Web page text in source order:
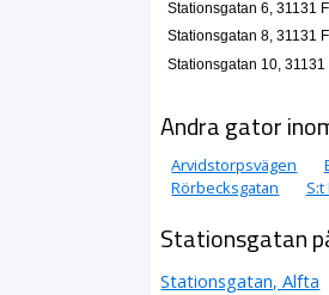
Stationsgatan 6, 31131
Stationsgatan 8, 31131
Stationsgatan 10, 31131
Andra gator
Arvidstorpsvägen
Rörbecksgatan
Stationsgatan
Stationsgatan, Alfta